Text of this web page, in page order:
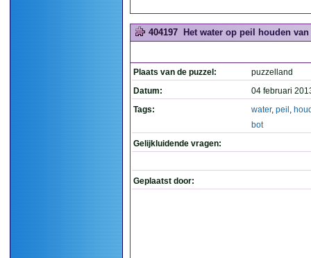
404197 Het water op peil houden
Plaats van de puzzel:
puzzelland
Datum:
04 februari
Tags:
water, peil ,
bot
Gelijkluidende vragen:
Geplaatst door: